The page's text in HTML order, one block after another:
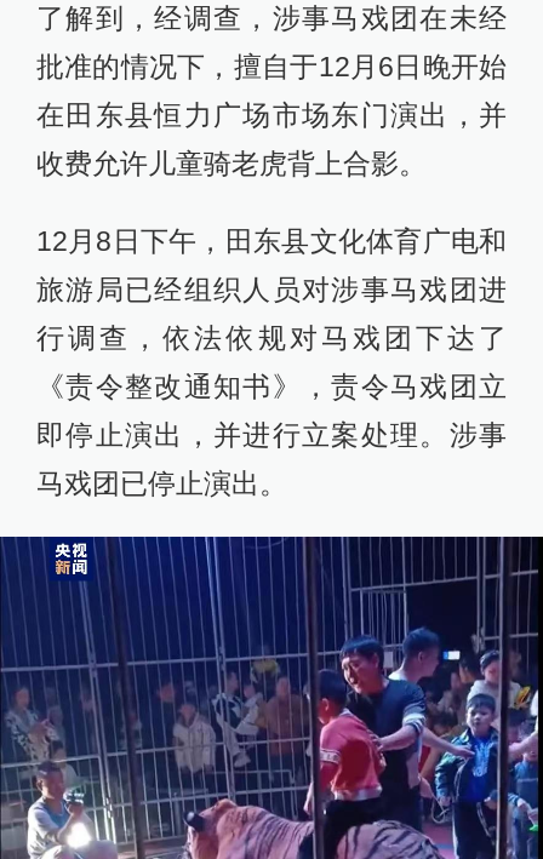
了解到，经调查，涉事马戏团在未经
批准的情况下，擅自于12月6日晚开始
在田东县恒力广场市场东门演出，并
收费允许儿童骑老虎背上合影。
12月8日下午，田东县文化体育广电和
旅游局已经组织人员对涉事马戏团进
行调查，依法依规对马戏团下达了
《责令整改通知书》，责令马戏团立
即停止演出，并进行立案处理。涉事
马戏团已停止演出。